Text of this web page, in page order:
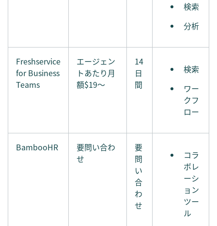
検索
分析
Freshservice
for Business
Teams
エージェン
トあたり月
額$19〜
14
日
間
検索
ワー
クフ
ロー
BambooHR
要問い合わ
せ
要
問
い
合
わ
せ
コラ
ボレ
ーシ
ョン
ツー
ル